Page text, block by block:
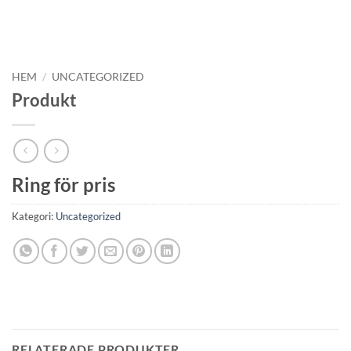
HEM / UNCATEGORIZED
Produkt
Ring för pris
Kategori: Uncategorized